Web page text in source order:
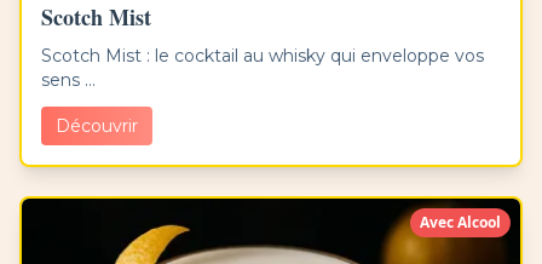
Scotch Mist
Scotch Mist : le cocktail au whisky qui enveloppe vos
sens ...
Découvrir
Avec Alcool